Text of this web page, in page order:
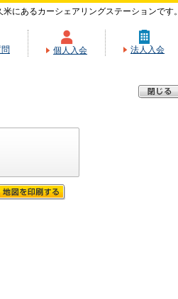
にあるカーシェアリングステーションです。
個人入会 法人入会